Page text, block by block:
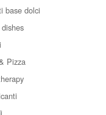
base dolci
Pizza